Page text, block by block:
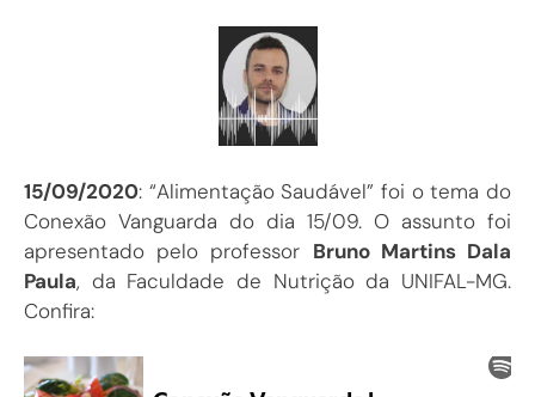
15/09/2020: “Alimentação Saudável” foi o tema do
Conexão Vanguarda do dia 15/09. O assunto foi
apresentado pelo professor Bruno Martins Dala
Paula, da Faculdade de Nutrição da UNIFAL-MG.
Confira: